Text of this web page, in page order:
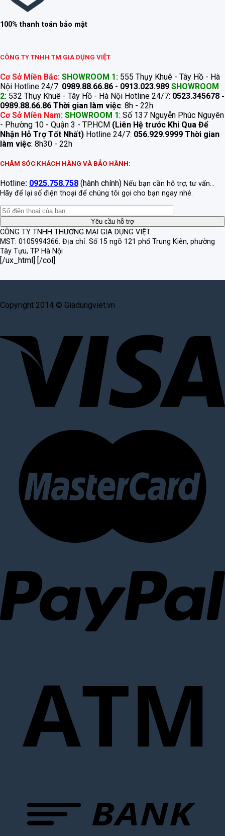
100% thanh toán bảo mật
CÔNG TY TNHH TM GIA DỤNG VIỆT
Cơ Sở Miền Bắc: SHOWROOM 1: 555 Thụy Khuê - Tây Hồ - Hà
Nội Hotline 24/7: 0989.88.66.86 - 0913.023.989 SHOWROOM
2: 532 Thụy Khuê - Tây Hồ - Hà Nội Hotline 24/7: 0523.345678 -
0989.88.66.86 Thời gian làm việc: 8h - 22h
Cơ Sở Miền Nam: SHOWROOM 1: Số 137 Nguyễn Phúc Nguyên
- Phường 10 - Quận 3 - TP.HCM (Liên Hệ trước Khi Qua Để
Nhận Hỗ Trợ Tốt Nhất) Hotline 24/7: 056.929.9999 Thời gian
làm việc: 8h30 - 22h
CHĂM SÓC KHÁCH HÀNG VÀ BẢO HÀNH:
Hotline: 0925.758.758 (hành chính) Nếu bạn cần hỗ trợ, tư vấn...
Hãy để lại số điện thoại để chúng tôi gọi cho bạn ngay nhé.
CÔNG TY TNHH THƯƠNG MẠI GIA DỤNG VIỆT
MST: 0105994366. Địa chỉ: Số 15 ngõ 121 phố Trung Kiên, phường
Tây Tựu, TP Hà Nội
[/ux_html] [/col]
Copyright 2014 © Giadungviet.vn